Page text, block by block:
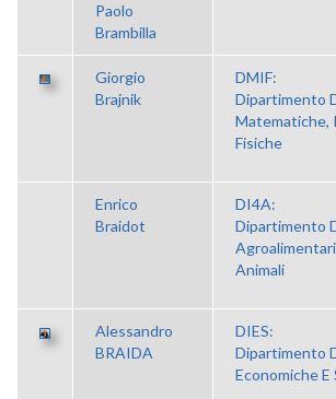
Paolo
Brambilla
Giorgio
Brajnik
DMIF:
Dipartimento
Matematiche,
Fisiche
Enrico
Braidot
DI4A:
Dipartimento
Animali
Alessandro
BRAIDA
DIES:
Dipartimento
Economiche